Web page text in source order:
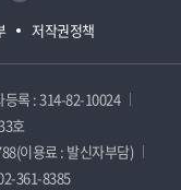
저작권정책
등록 : 314-82-10024
호
이용료 : 발신자부담)
361-8385